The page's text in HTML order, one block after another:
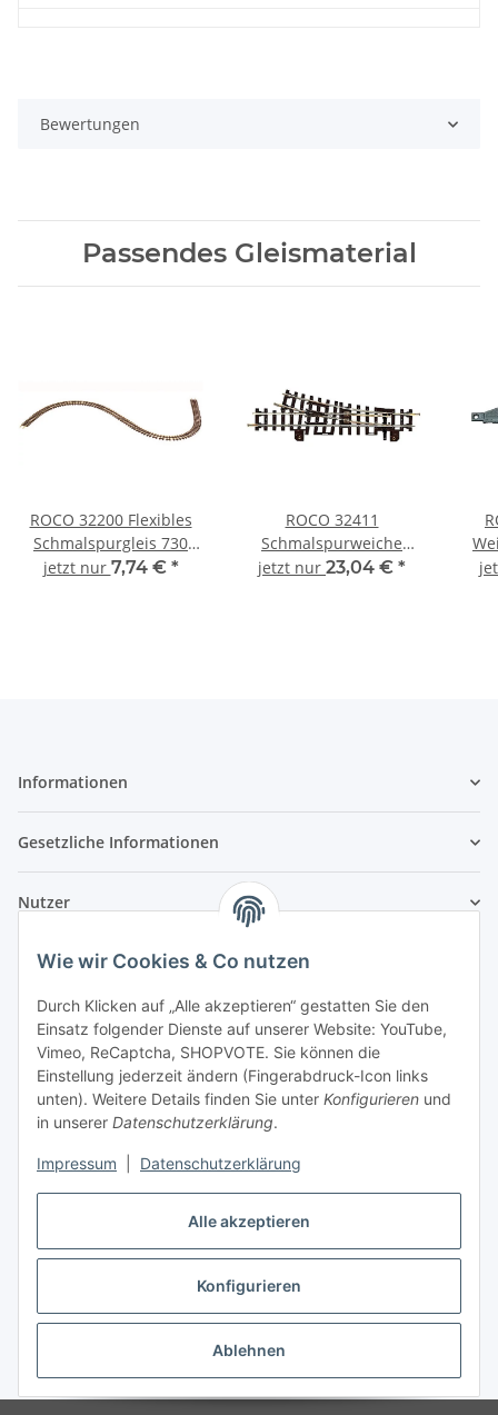
Alle akzeptieren
Konfigurieren
Ablehnen
Wie wir Cookies & Co nutzen
Durch Klicken auf „Alle akzeptieren“ gestatten Sie den
Einsatz folgender Dienste auf unserer Website: YouTube,
Vimeo, ReCaptcha, SHOPVOTE. Sie können die
Einstellung jederzeit ändern (Fingerabdruck-Icon links
unten). Weitere Details finden Sie unter Konfigurieren und
in unserer Datenschutzerklärung.
Impressum Datenschutzerklärung
Bewertungen
Passendes Gleismaterial
ROCO 32200 Flexibles
Schmalspurgleis 730
mm Spur H0e
jetzt nur 7,74 € *
ROCO 32411
Schmalspurweiche
rechts 15° Spur H0e
jetzt nur 23,04 € *
Informationen
Gesetzliche Informationen
Nutzer